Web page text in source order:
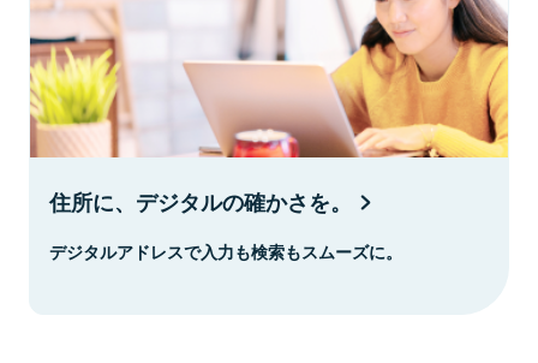
住所に、デジタルの確かさを。
デジタルアドレスで入力も検索もスムーズに。